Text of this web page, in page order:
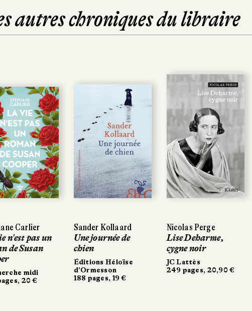
autres chroniques du libraire
Carlier
pas un
Susan
midi
20 €
Sander Kollaard
Une journée de
chien
Éditions Héloïse
d’Ormesson
188 pages, 19 €
Nicolas Perge
Lise Deharme,
cygne noir
JC Lattès
249 pages, 20,90 €
Carlier
pas un
Susan
midi
20 €
Sander Kollaard
Une journée de
chien
Éditions Héloïse
d’Ormesson
188 pages, 19 €
Nicolas Perge
Lise Deharme,
cygne noir
JC Lattès
249 pages, 20,90 €